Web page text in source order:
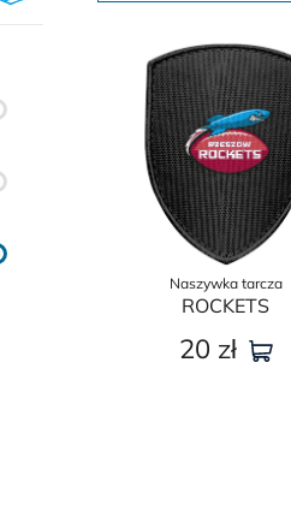
Naszywka tarcza
ROСKETS
20 zł